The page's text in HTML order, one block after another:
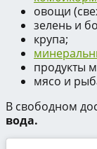
овощи
зелень и
крупа;
продукты
мясо и
В свободном
вода.